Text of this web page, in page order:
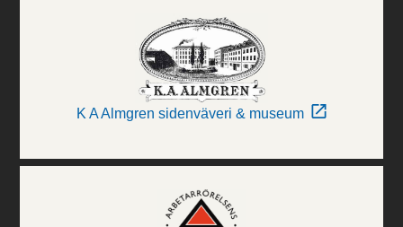
K A Almgren sidenväveri & museum